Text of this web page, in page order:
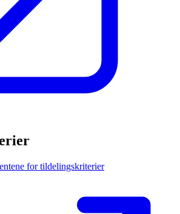
for tildelingskriterier